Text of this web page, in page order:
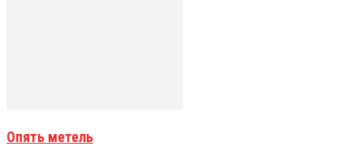
Опять метель